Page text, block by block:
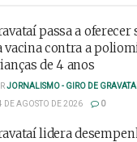
passa a
vacina contra a
de 4 anos
JORNALISMO - GIRO DE GRAVATAÍ
DE AGOSTO DE 2026
0
lidera